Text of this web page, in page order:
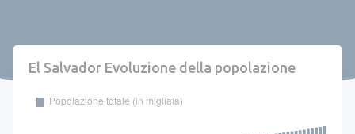
El Salvador Evoluzione della popolazione